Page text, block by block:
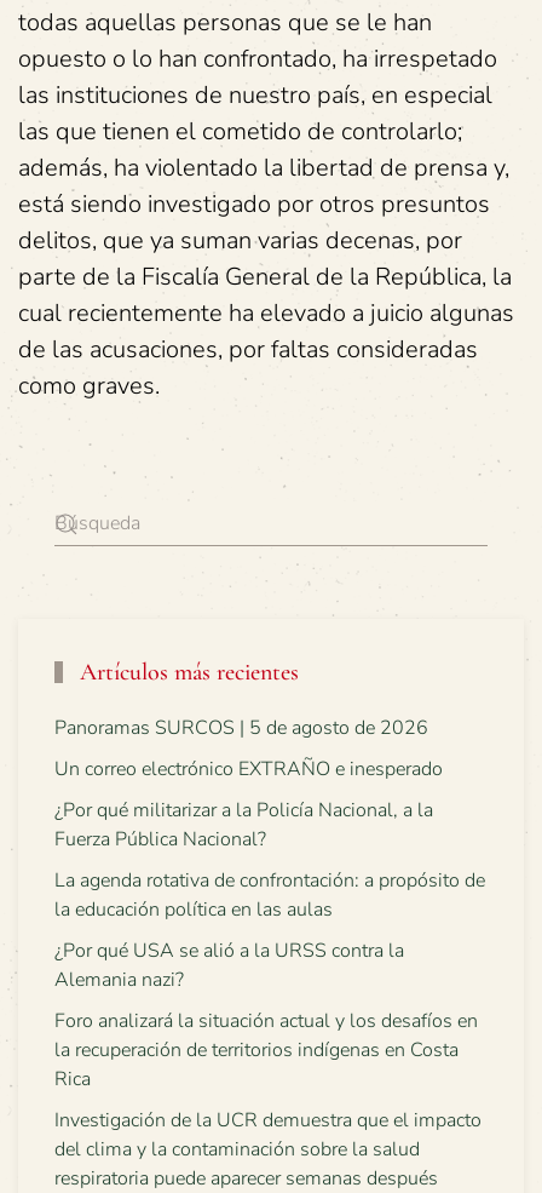
todas aquellas personas que se le han
opuesto o lo han confrontado, ha irrespetado
las instituciones de nuestro país, en especial
las que tienen el cometido de controlarlo;
además, ha violentado la libertad de prensa y,
está siendo investigado por otros presuntos
delitos, que ya suman varias decenas, por
parte de la Fiscalía General de la República, la
cual recientemente ha elevado a juicio algunas
de las acusaciones, por faltas consideradas
como graves.
Artículos más recientes
Panoramas SURCOS | 5 de agosto de 2026
Un correo electrónico EXTRAÑO e inesperado
¿Por qué militarizar a la Policía Nacional, a la
Fuerza Pública Nacional?
La agenda rotativa de confrontación: a propósito de
la educación política en las aulas
¿Por qué USA se alió a la URSS contra la
Alemania nazi?
Foro analizará la situación actual y los desafíos en
la recuperación de territorios indígenas en Costa
Rica
Investigación de la UCR demuestra que el impacto
del clima y la contaminación sobre la salud
respiratoria puede aparecer semanas después